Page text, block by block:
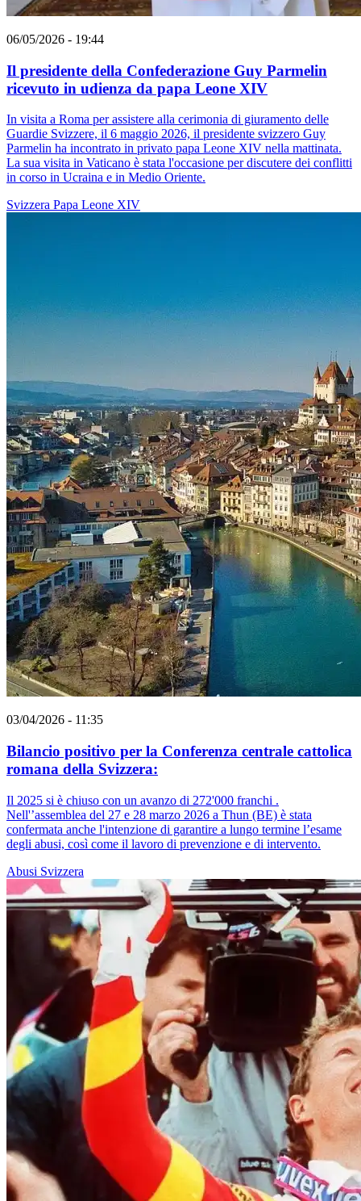
06/05/2026 - 19:44
Il presidente della Confederazione Guy Parmelin
ricevuto in udienza da papa Leone XIV
In visita a Roma per assistere alla cerimonia di giuramento delle
Guardie Svizzere, il 6 maggio 2026, il presidente svizzero Guy
Parmelin ha incontrato in privato papa Leone XIV nella mattinata.
La sua visita in Vaticano è stata l'occasione per discutere dei conflitti
in corso in Ucraina e in Medio Oriente.
Svizzera Papa Leone XIV
03/04/2026 - 11:35
Bilancio positivo per la Conferenza centrale cattolica
romana della Svizzera:
Il 2025 si è chiuso con un avanzo di 272'000 franchi .
Nell'’assemblea del 27 e 28 marzo 2026 a Thun (BE) è stata
confermata anche l'intenzione di garantire a lungo termine l’esame
degli abusi, così come il lavoro di prevenzione e di intervento.
Abusi Svizzera